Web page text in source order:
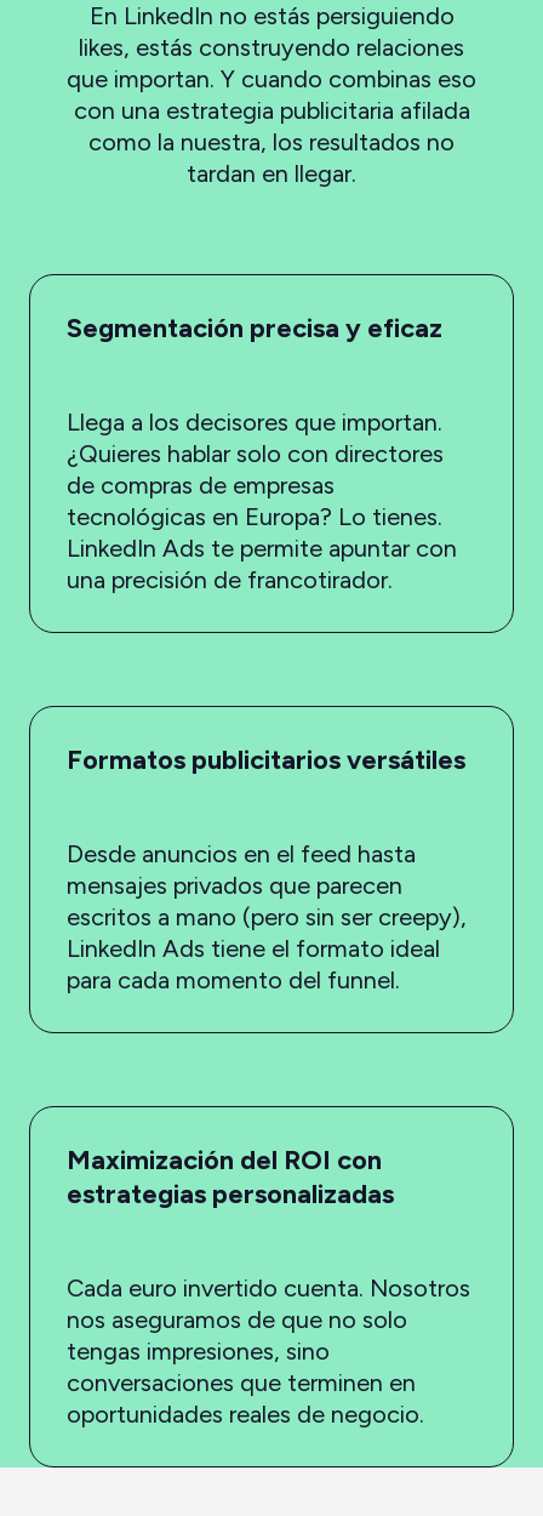
En LinkedIn no estás persiguiendo
likes, estás construyendo relaciones
que importan. Y cuando combinas eso
con una estrategia publicitaria afilada
como la nuestra, los resultados no
tardan en llegar.
Segmentación precisa y eficaz
Llega a los decisores que importan.
¿Quieres hablar solo con directores
de compras de empresas
tecnológicas en Europa? Lo tienes.
LinkedIn Ads te permite apuntar con
una precisión de francotirador.
Formatos publicitarios versátiles
Desde anuncios en el feed hasta
mensajes privados que parecen
escritos a mano (pero sin ser creepy),
LinkedIn Ads tiene el formato ideal
para cada momento del funnel.
Maximización del ROI con
estrategias personalizadas
Cada euro invertido cuenta. Nosotros
nos aseguramos de que no solo
tengas impresiones, sino
conversaciones que terminen en
oportunidades reales de negocio.